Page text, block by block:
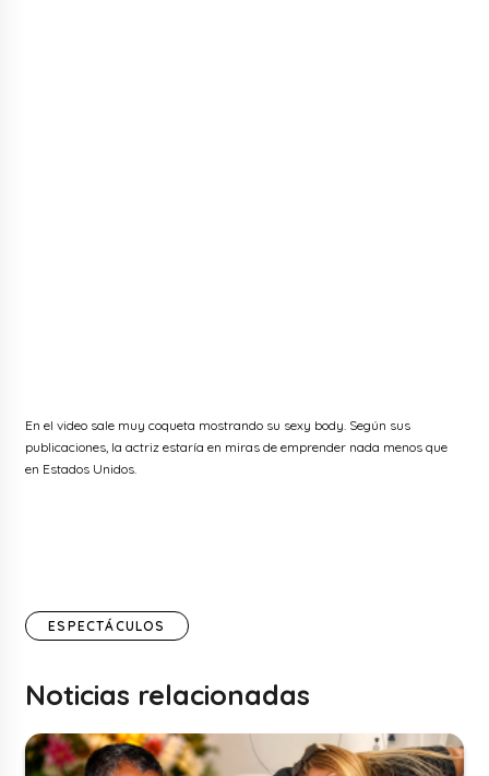
En el video sale muy coqueta mostrando su sexy body. Según sus
publicaciones, la actrizestaría en miras de emprender nada menos que
en Estados Unidos.
ESPECTÁCULOS
Noticias relacionadas